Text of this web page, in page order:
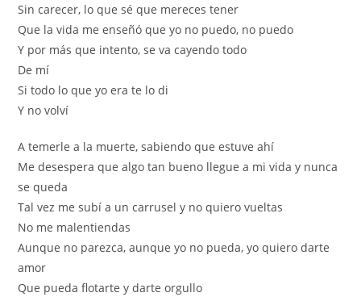
Sin carecer, lo que sé que mereces tener
Que la vida me enseñó que yo no puedo, no puedo
Y por más que intento, se va cayendo todo
De mí
Si todo lo que yo era te lo di
Y no volví
A temerle a la muerte, sabiendo que estuve ahí
Me desespera que algo tan bueno llegue a mi vida y nunca
se queda
Tal vez me subí a un carrusel y no quiero vueltas
No me malentiendas
Aunque no parezca, aunque yo no pueda, yo quiero darte
amor
Que pueda flotarte y darte orgullo